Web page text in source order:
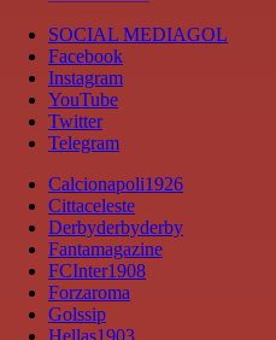
SOCIAL MEDIAGOL
Facebook
Instagram
YouTube
Twitter
Telegram
Calcionapoli1926
Cittaceleste
Derbyderbyderby
Fantamagazine
FCInter1908
Forzaroma
Golssip